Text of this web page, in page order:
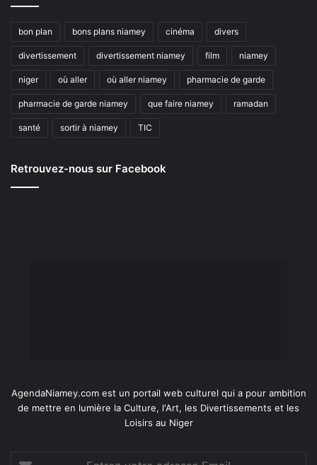
bon plan bons plans niamey cinéma divers
divertissement divertissement niamey film niamey
niger où aller où aller niamey pharmacie de garde
pharmacie de garde niamey que faire niamey ramadan
santé sortir à niamey TIC
Retrouvez-nous sur Facebook
AgendaNiamey.com est un portail web culturel qui a pour ambition
de mettre en lumière la Culture, l'Art, les Divertissements et les
Loisirs au Niger